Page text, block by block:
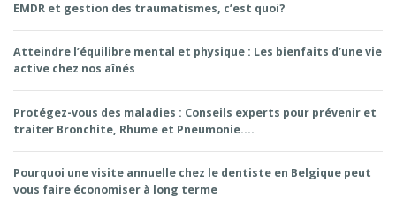
EMDR et gestion des traumatismes, c’est quoi?
Atteindre l’équilibre mental et physique : Les bienfaits d’une vie
active chez nos aînés
Protégez-vous des maladies : Conseils experts pour prévenir et
traiter Bronchite, Rhume et Pneumonie….
Pourquoi une visite annuelle chez le dentiste en Belgique peut
vous faire économiser à long terme